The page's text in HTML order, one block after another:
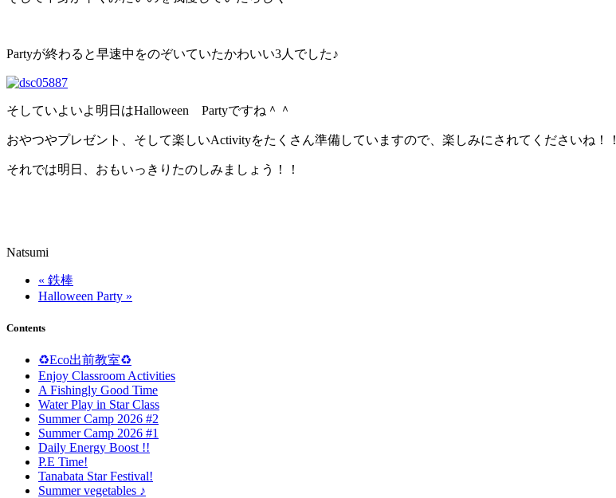
Partyが終わると早速中をのぞいていたかわいい3人でした♪
そしていよいよ明日はHalloween Partyですね＾＾
おやつやプレゼント、そして楽しいActivityをたくさん準備していますので、楽しみにされてくださいね！！
それでは明日、おもいっきりたのしみましょう！！
Natsumi
« 鉄棒
Halloween Party »
Contents
♻️Eco出前教室♻️
Enjoy Classroom Activities
A Fishingly Good Time
Water Play in Star Class
Summer Camp 2026 #2
Summer Camp 2026 #1
Daily Energy Boost !!
P.E Time!
Tanabata Star Festival!
Summer vegetables ♪